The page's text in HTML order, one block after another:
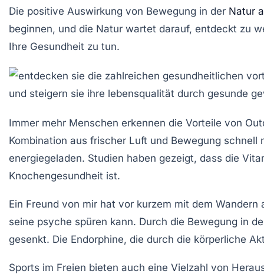
Die positive Auswirkung von Bewegung in der Natur
beginnen, und die Natur wartet darauf, entdeckt zu
Ihre Gesundheit zu tun.
Immer mehr Menschen erkennen die Vorteile von
Kombination aus frischer Luft und Bewegung schnell
energiegeladen. Studien haben gezeigt, dass die
Knochengesundheit ist.
Ein Freund von mir hat vor kurzem mit dem Wandern
seine psyche spüren kann. Durch die Bewegung in
gesenkt. Die Endorphine, die durch die körperliche
Sports im Freien bieten auch eine Vielzahl von